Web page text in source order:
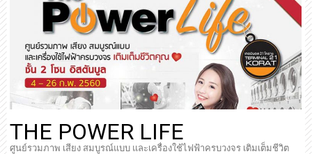
THE POWER LIFE
ศูนย์รวมภาพ เสียง สมบูรณ์แบบ และเครื่องใช้ไฟฟ้าครบวงจร เติมเต็มชีวิต